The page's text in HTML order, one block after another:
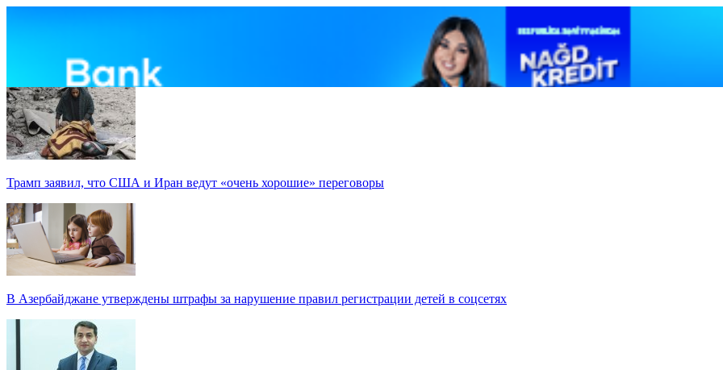
Трамп заявил, что США и Иран ведут «очень хорошие» переговоры
В Азербайджане утверждены штрафы за нарушение правил регистрации детей в соцсетях